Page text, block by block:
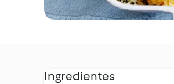
Ingredientes